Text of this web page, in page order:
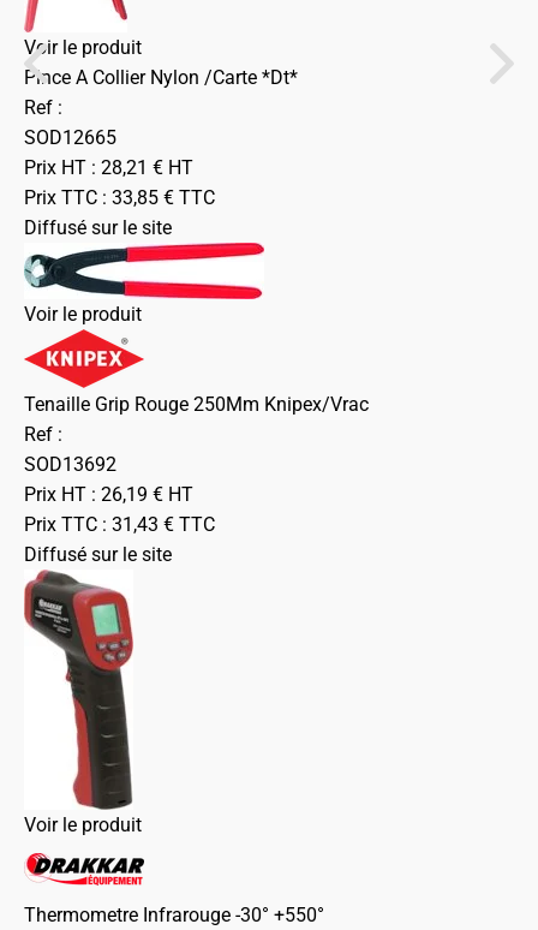
Voir le produit
Pince A Collier Nylon /Carte *Dt*
Ref :
SOD12665
Prix HT : 28,21 € HT
Prix TTC : 33,85 € TTC
Diffusé sur le site
Voir le produit
Tenaille Grip Rouge 250Mm Knipex/Vrac
Ref :
SOD13692
Prix HT : 26,19 € HT
Prix TTC : 31,43 € TTC
Diffusé sur le site
Voir le produit
Thermometre Infrarouge -30° +550°